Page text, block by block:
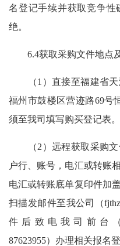
名登记手续并获取竞争性
绝。
6.4获取采购文件地点及
（1）直接至福建省天
福州市鼓楼区营迹路69号
须至我司填写购买登记表。
（2）远程获取采购文
户行、账号，电汇或转账
电汇或转账底单复印件加
扫描发邮件至我公司（
件后致电我司前台（
87623955）办理相关报名